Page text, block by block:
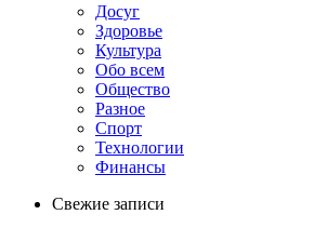
Досуг
Здоровье
Культура
Обо всем
Общество
Разное
Спорт
Технологии
Финансы
Свежие записи